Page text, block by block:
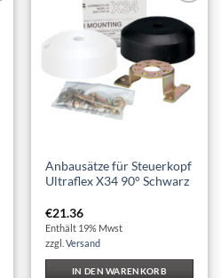
Auf die
Wunschliste
Anbausätze für Steuerkopf
Ultraflex X34 90° Schwarz
€21.36
Enthält 19% Mwst
zzgl.Versand
IN DEN WARENKORB